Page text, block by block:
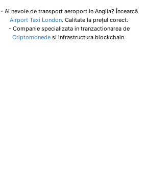
- Ai nevoie de transport aeroport in Anglia? Încearcă
Airport Taxi London. Calitate la prețul corect.
- Companie specializata in tranzactionarea de
Criptomonede si infrastructura blockchain.